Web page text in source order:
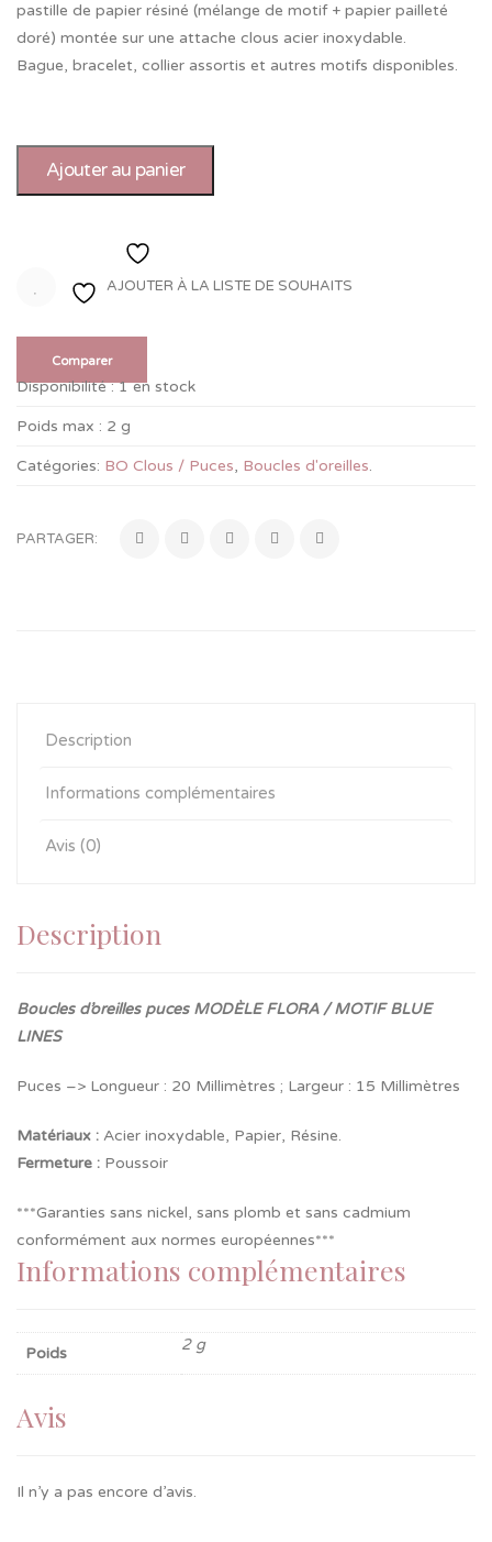
pastille de papier résiné (mélange de motif + papier pailleté
doré) montée sur une attache clous acier inoxydable.
Bague, bracelet, collier assortis et autres motifs disponibles.
Ajouter au panier
AJOUTER À LA LISTE DE SOUHAITS
Comparer
Disponibilité : 1 en stock
Poids max : 2 g
Catégories: BO Clous / Puces, Boucles d'oreilles.
PARTAGER:
Description
Informations complémentaires
Avis (0)
Description
Boucles d’oreilles puces MODÈLE FLORA / MOTIF BLUE
LINES
Puces –> Longueur : 20 Millimètres ; Largeur : 15 Millimètres
Matériaux : Acier inoxydable, Papier, Résine.
Fermeture : Poussoir
***Garanties sans nickel, sans plomb et sans cadmium
conformément aux normes européennes***
Informations complémentaires
Poids 2 g
Avis
Il n’y a pas encore d’avis.